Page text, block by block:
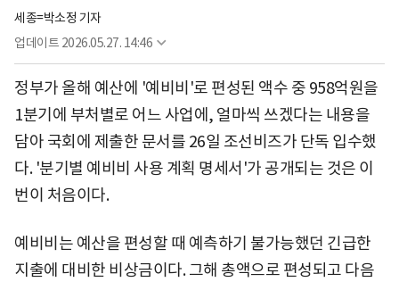
세종=박소정 기자
업데이트 2026.05.27. 14:46
정부가 올해 예산에 '예비비'로 편성된 액수 중 958억원을
1분기에 부처별로 어느 사업에, 얼마씩 쓰겠다는 내용을
담아 국회에 제출한 문서를 26일 조선비즈가 단독 입수했
다. '분기별 예비비 사용 계획 명세서'가 공개되는 것은 이
번이 처음이다.
예비비는 예산을 편성할 때 예측하기 불가능했던 긴급한
지출에 대비한 비상금이다. 그해 총액으로 편성되고 다음